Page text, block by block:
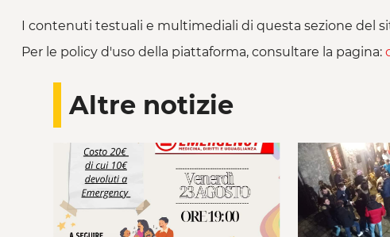
I contenuti testuali e multimediali di questa sezione del
Per le policy d'uso della piattaforma, consultare la pagina:
Altre notizie